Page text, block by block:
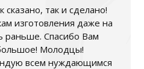
сказано, так и сделано!
изготовления даже на
раньше. Спасибо Вам
Молодцы!
всем нуждающимся